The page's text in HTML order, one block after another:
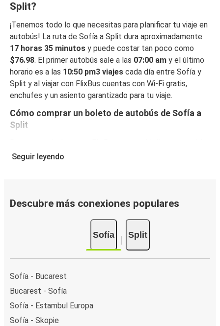
Split?
¡Tenemos todo lo que necesitas para planificar tu viaje en
autobús! La ruta de Sofía a Split dura aproximadamente
17 horas 35 minutos y puede costar tan poco como
$76.98. El primer autobús sale a las 07:00 am y el último
horario es a las 10:50 pm3 viajes cada día entre Sofía y
Split y al viajar con FlixBus cuentas con Wi-Fi gratis,
enchufes y un asiento garantizado para tu viaje.
Cómo comprar un boleto de autobús de Sofía a
Split
web o en la app gratuita de FlixBus, puedes completar tu
PayPal, Google y Apple Pay. También puedes pagar en
Seguir leyendo
Descubre más conexiones populares
Sofía Split
Sofía - Bucarest
Bucarest - Sofía
Sofía - Estambul Europa
Sofía - Skopie